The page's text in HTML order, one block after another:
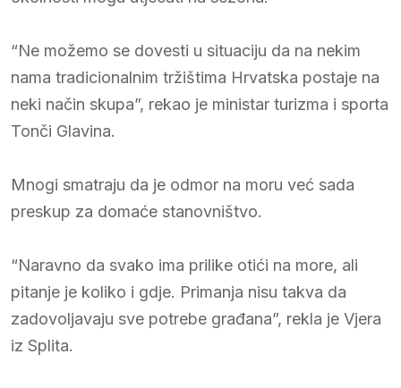
“Ne možemo se dovesti u situaciju da na nekim
nama tradicionalnim tržištima Hrvatska postaje na
neki način skupa”, rekao je ministar turizma i sporta
Tonči Glavina.
Mnogi smatraju da je odmor na moru već sada
preskup za domaće stanovništvo.
“Naravno da svako ima prilike otići na more, ali
pitanje je koliko i gdje. Primanja nisu takva da
zadovoljavaju sve potrebe građana”, rekla je Vjera
iz Splita.